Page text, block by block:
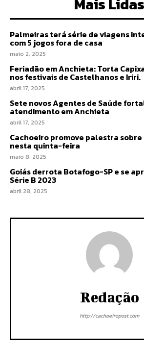
Palmeiras terá série de viagens
com 5 jogos fora de casa
maio 2, 2025
Feriadão em Anchieta: Torta
nos festivais de Castelhanos e Iriri.
abril 17, 2025
Sete novos Agentes de Saúde
atendimento em Anchieta
abril 17, 2025
Cachoeiro promove palestra sobre
nesta quinta-feira
maio 8, 2025
Goiás derrota Botafogo-SP e se
Série B 2023
abril 28, 2025
Redação
http://cachoeiropost.com